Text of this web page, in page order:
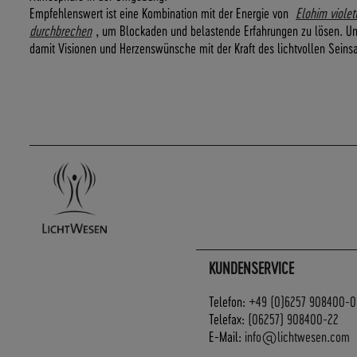
Empfehlenswert ist eine Kombination mit der Energie von Elohim violett
durchbrechen , um Blockaden und belastende Erfahrungen zu lösen.
damit Visionen und Herzenswünsche mit der Kraft des lichtvollen
KUNDENSERVICE
Telefon: +49 (0)6257 908400-0
Telefax: (06257) 908400-22
E-Mail: info@lichtwesen.com